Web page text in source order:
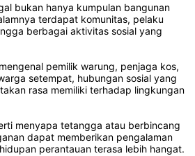
bukan hanya kumpulan bangunan
terdapat komunitas, pelaku
berbagai aktivitas sosial yang
pemilik warung, penjaga kos,
setempat, hubungan sosial yang
rasa memiliki terhadap lingkungan
menyapa tetangga atau berbincang
dapat memberikan pengalaman
perantauan terasa lebih hangat.